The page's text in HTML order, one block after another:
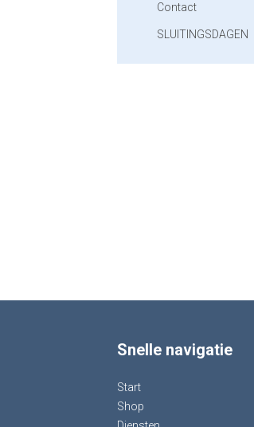
Contact
SLUITINGSDAGEN
Snelle navigatie
Start
Shop